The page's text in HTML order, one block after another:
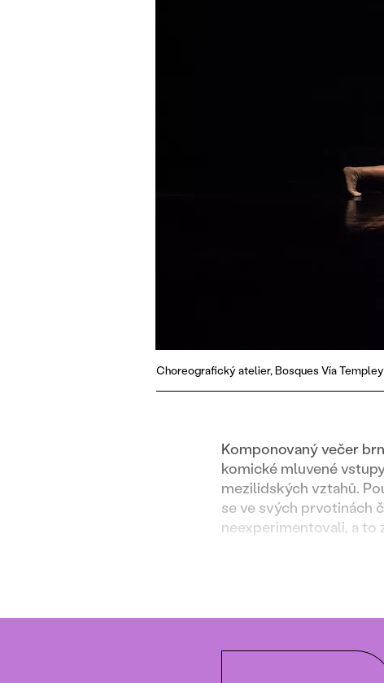
Choreografický atelier, Bosques Vía
Komponovaný večer
komické mluvené
mezilidských vztahů.
se ve svých prvotinách
neexperimentovali, a to